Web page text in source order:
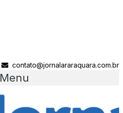
contato@jornalararaquara.com.br
Menu